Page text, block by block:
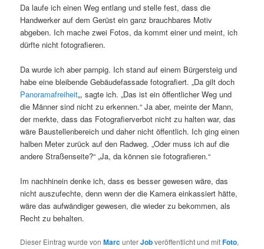
Da laufe ich einen Weg entlang und stelle fest, dass die
Handwerker auf dem Gerüst ein ganz brauchbares Motiv
abgeben. Ich mache zwei Fotos, da kommt einer und meint, ich
dürfte nicht fotografieren.
Da wurde ich aber pampig. Ich stand auf einem Bürgersteig und
habe eine bleibende Gebäudefassade fotografiert. „Da gilt doch
Panoramafreiheit„, sagte ich. „Das ist ein öffentlicher Weg und
die Männer sind nicht zu erkennen.“ Ja aber, meinte der Mann,
der merkte, dass das Fotografierverbot nicht zu halten war, das
wäre Baustellenbereich und daher nicht öffentlich. Ich ging einen
halben Meter zurück auf den Radweg. „Oder muss ich auf die
andere Straßenseite?“ „Ja, da können sie fotografieren.“
Im nachhinein denke ich, dass es besser gewesen wäre, das
nicht auszufechte, denn wenn der die Kamera einkassiert hätte,
wäre das aufwändiger gewesen, die wieder zu bekommen, als
Recht zu behalten.
Dieser Eintrag wurde vonMarcunterJobveröffentlicht und mitFoto,